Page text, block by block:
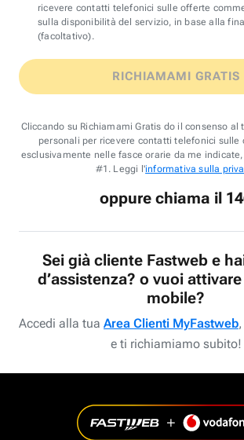
ricevere contatti telefonici sulle offerte
sulla disponibilità del servizio, in base alla
(facoltativo).
RICHIAMAMI GRATIS
Cliccando su Richiamami Gratis do il consenso
personali per ricevere contatti telefonici sulle
esclusivamente nelle fasce orarie da me
#1. Leggi l'informativa sulla
oppure chiama il
Sei già cliente Fastweb e
d’assistenza? o vuoi attivare
mobile?
Accedi alla tua Area Clienti MyFastweb
e ti richiamiamo subito!